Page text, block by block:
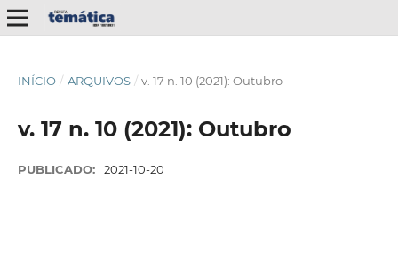
INÍCIO / ARQUIVOS / v. 17 n. 10 (2021): Outubro
v. 17 n. 10 (2021): Outubro
PUBLICADO: 2021-10-20